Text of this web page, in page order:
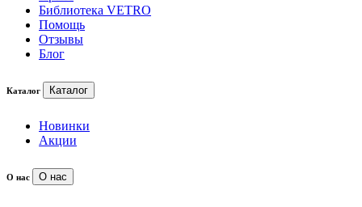
Библиотека VETRO
Помощь
Отзывы
Блог
Каталог Каталог
Новинки
Акции
О нас О нас